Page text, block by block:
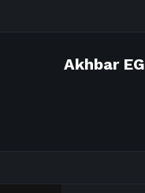
Akhbar EG